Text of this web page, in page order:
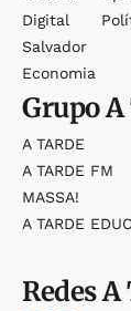
Digital
Salvador
Economia
GrupoA
A TARDE
A TARDE FM
MASSA!
A TARDE
RedesA